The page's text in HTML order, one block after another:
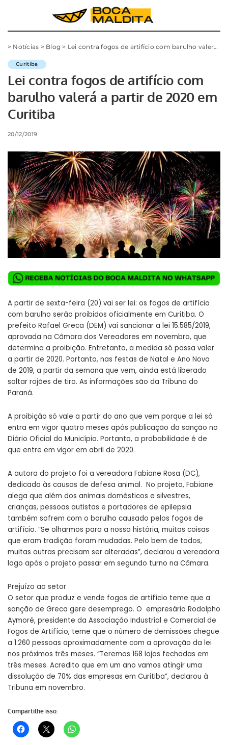
> Notícias > Blog > Lei contra fogos de artifício com barulho valerá a partir de 2020 em Curitiba
Curitiba
Lei contra fogos de artifício com
barulho valerá a partir de 2020 em
Curitiba
20/12/2019
A partir de sexta-feira (20) vai ser lei: os fogos de artifício
com barulho serão proibidos oficialmente em Curitiba. O
prefeito Rafael Greca (DEM) vai sancionar a lei 15.585/2019,
aprovada na Câmara dos Vereadores em novembro, que
determina a proibição. Entretanto, a medida só passa valer
a partir de 2020. Portanto, nas festas de Natal e Ano Novo
de 2019, a partir da semana que vem, ainda está liberado
soltar rojões de tiro. As informações são da Tribuna do
Paraná.
A proibição só vale a partir do ano que vem porque a lei só
entra em vigor quatro meses após publicação da sanção no
Diário Oficial do Município. Portanto, a probabilidade é de
que entre em vigor em abril de 2020.
A autora do projeto foi a vereadora Fabiane Rosa (DC),
dedicada às causas de defesa animal. No projeto, Fabiane
alega que além dos animais domésticos e silvestres,
crianças, pessoas autistas e portadores de epilepsia
também sofrem com o barulho causado pelos fogos de
artifício. “Se olharmos para a nossa história, muitas coisas
que eram tradição foram mudadas. Pelo bem de todos,
muitas outras precisam ser alteradas”, declarou a vereadora
logo após o projeto passar em segundo turno na Câmara.
Prejuízo ao setor
O setor que produz e vende fogos de artifício teme que a
sanção de Greca gere desemprego. O empresário Rodolpho
Aymoré, presidente da Associação Industrial e Comercial de
Fogos de Artifício, teme que o número de demissões chegue
a 1.260 pessoas aproximadamente com a aprovação da lei
nos próximos três meses. “Teremos 168 lojas fechadas em
três meses. Acredito que em um ano vamos atingir uma
dissolução de 70% das empresas em Curitiba”, declarou à
Tribuna em novembro.
Compartilhe isso: